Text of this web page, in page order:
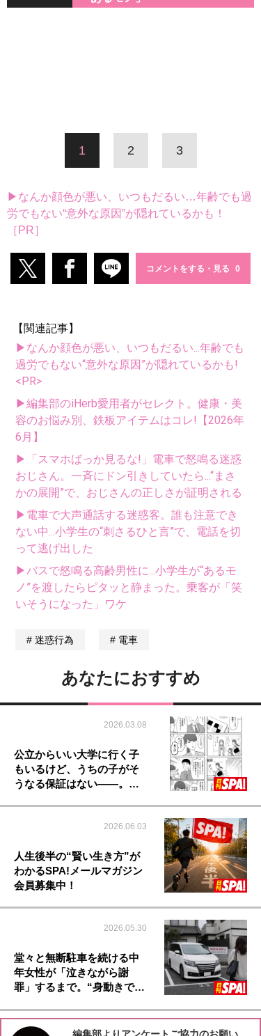
1 2 3
▶なんか顔色が悪い、いつもだるい…年齢でも過
労でもない“意外な原因”が隠れているかも！
［PR］
コメントをする・見る
【関連記事】
▶なんか顔色が悪い、いつもだるい...年齢でも
過労でもない“意外な原因”が隠れているかも!
<PR>
▶編集部のiHerb愛用者がセレクト。健康・美
容のお悩み別、鉄板アイテムはコレ!【2026年
6月】
▶「スマホばっか見るな!」電車で怒鳴る迷惑
おじさん。一斉にドン引きしていたら...“まさ
かの展開”で、おじさんの正しさが証明される
▶電車で大声通話する迷惑客。誰も注意でき
ない中...小学生の“刺さるひと言”で、電話を切
って逃げ出した
▶バスで怒鳴る高齢男性に...小学生が“あるモ
ノ”を渡したらピタッと静まった。乗客が「笑
いそうになった」ワケ
迷惑行為 電車
あなたにおすすめ
2026.03.08
公立からいい大学に行く子
もいるけど、うちの子がそ
うなる保証はない――。…
2026.06.03
人生後半の“賢い生き方”が
わかるSPA!メールマガジン
会員募集中！
2026.05.30
堂々と無断駐車を続ける中
年女性が「泣きながら謝
罪」するまで。“身動きで…